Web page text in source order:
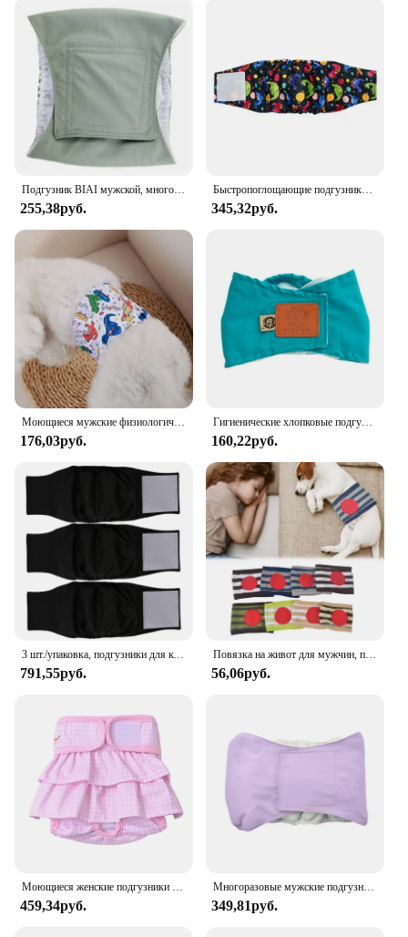
255,38руб.
Быстропоглощающие подгузники для домашних животных, физиологические штаны, регулируемые герметичные мужские подгузники для живота, подгузники с высокой впитывающей способностью
345,32руб.
176,03руб.
Гигиенические хлопковые подгузники для мужчин, трусы для собак, короткие трусики для собак, обертывание живота, физиологическое нижнее белье
160,22руб.
3 шт./упаковка, подгузники для кобелей и собак
791,55руб.
Повязка на живот для мужчин, прочная герметичная прочная дышащая лента на живот, с высокой впитывающей способностью, для трусов-боксеров
56,06руб.
459,34руб.
Многоразовые мужские подгузники для собак, физиологические штаны, моющиеся подгузники, водонепроницаемые подгузники для живота, подгузники для собак
349,81руб.